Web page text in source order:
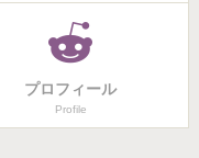
プロフィール
Profile